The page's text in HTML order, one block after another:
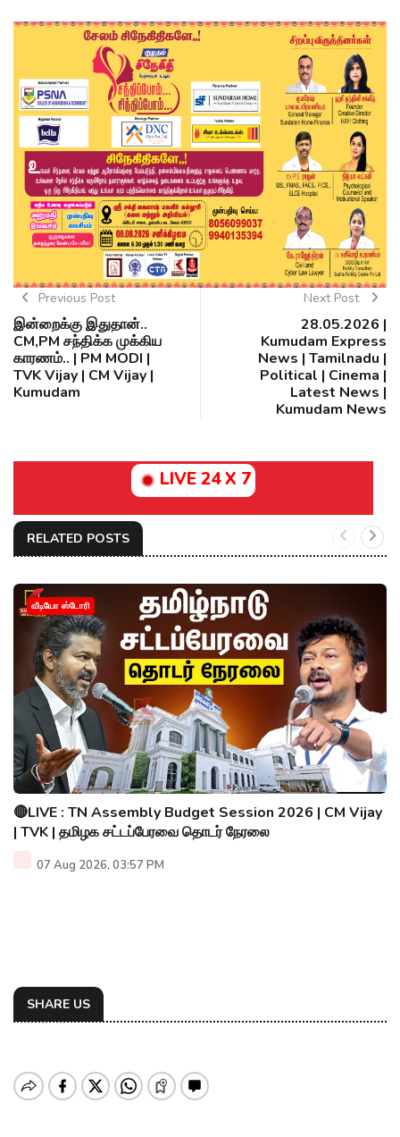
Previous Post
இன்றைக்கு இதுதான்..
CM,PM சந்திக்க முக்கிய
காரணம்.. | PM MODI |
TVK Vijay | CM Vijay |
Kumudam
Next Post
28.05.2026 |
Kumudam Express
News | Tamilnadu |
Political | Cinema |
Latest News |
Kumudam News
LIVE 24 X 7
RELATED POSTS
வீடியோ ஸ்டோரி
🔴LIVE : TN Assembly Budget Session 2026 | CM Vijay
| TVK | தமிழக சட்டப்பேரவை தொடர் நேரலை
07 Aug 2026, 03:57 PM
SHARE US